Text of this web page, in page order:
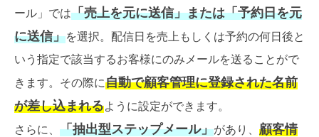
ール」では「売上を元に送信」または「予約日を元
に送信」を選択。配信日を売上もしくは予約の何日後と
いう指定で該当するお客様にのみメールを送ることがで
きます。その際に自動で顧客管理に登録された名前
が差し込まれるように設定ができます。
さらに、 「抽出型ステップメール」があり、 顧客情